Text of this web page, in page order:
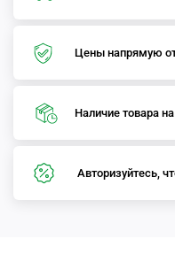
Цены напрямую
Наличие товара
Авторизуйтесь,